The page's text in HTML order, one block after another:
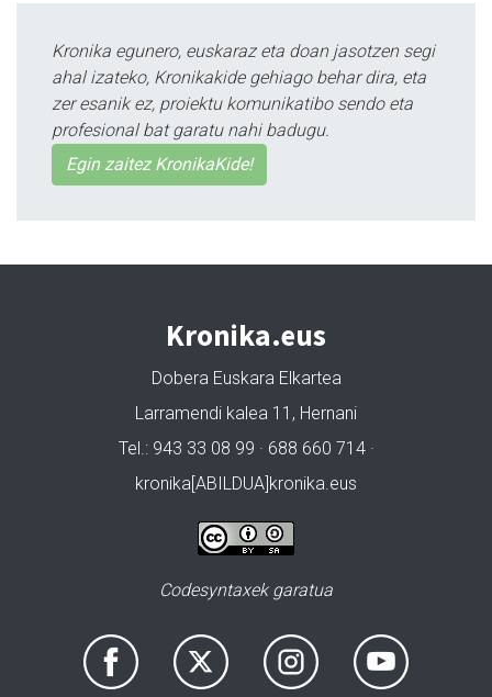
Kronika egunero, euskaraz eta doan jasotzen segi
ahal izateko, Kronikakide gehiago behar dira, eta
zer esanik ez, proiektu komunikatibo sendo eta
profesional bat garatu nahi badugu.
Egin zaitez KronikaKide!
Kronika.eus
Dobera Euskara Elkartea
Larramendi kalea 11, Hernani
Tel.: 943 33 08 99 · 688 660 714 ·
kronika[ABILDUA]kronika.eus
Codesyntaxek garatua